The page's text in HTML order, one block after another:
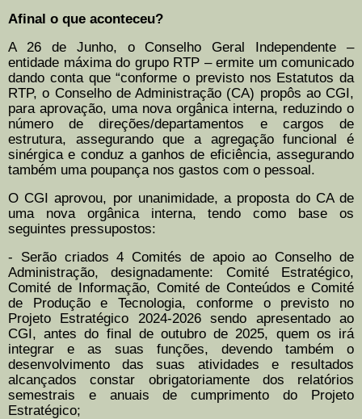
Afinal o que aconteceu?
A 26 de Junho, o Conselho Geral Independente –
entidade máxima do grupo RTP – ermite um comunicado
dando conta que “conforme o previsto nos Estatutos da
RTP, o Conselho de Administração (CA) propôs ao CGI,
para aprovação, uma nova orgânica interna, reduzindo o
número de direções/departamentos e cargos de
estrutura, assegurando que a agregação funcional é
sinérgica e conduz a ganhos de eficiência, assegurando
também uma poupança nos gastos com o pessoal.
O CGI aprovou, por unanimidade, a proposta do CA de
uma nova orgânica interna, tendo como base os
seguintes pressupostos:
- Serão criados 4 Comités de apoio ao Conselho de
Administração, designadamente: Comité Estratégico,
Comité de Informação, Comité de Conteúdos e Comité
de Produção e Tecnologia, conforme o previsto no
Projeto Estratégico 2024-2026 sendo apresentado ao
CGI, antes do final de outubro de 2025, quem os irá
integrar e as suas funções, devendo também o
desenvolvimento das suas atividades e resultados
alcançados constar obrigatoriamente dos relatórios
semestrais e anuais de cumprimento do Projeto
Estratégico;